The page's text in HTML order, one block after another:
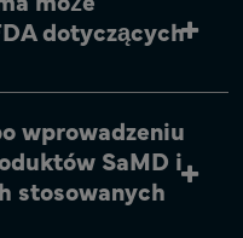
dotyczących
wprowadzeniu
SaMD i
stosowanych